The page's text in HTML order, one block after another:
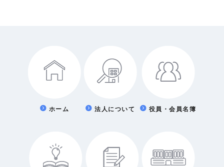
ホーム 法人について 役員・会員名簿